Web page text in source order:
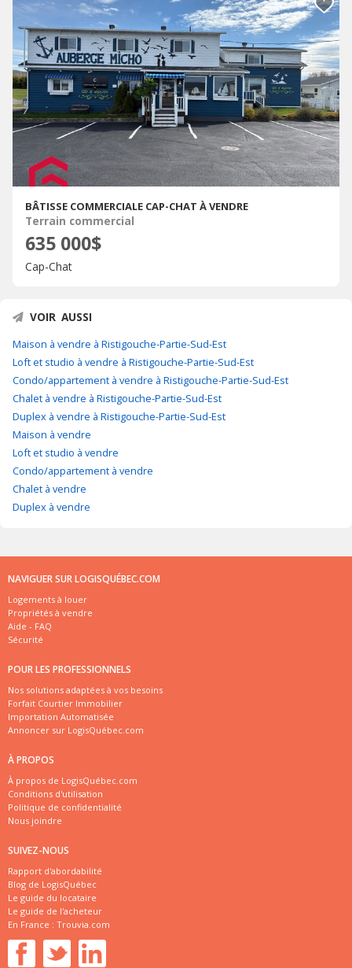
BÂTISSE COMMERCIALE CAP-CHAT À VENDRE
Terrain commercial
635 000$
Cap-Chat
VOIR AUSSI
Maison à vendre à Ristigouche-Partie-Sud-Est
Loft et studio à vendre à Ristigouche-Partie-Sud-Est
Condo/appartement à vendre à Ristigouche-Partie-Sud-Est
Chalet à vendre à Ristigouche-Partie-Sud-Est
Duplex à vendre à Ristigouche-Partie-Sud-Est
Maison à vendre
Loft et studio à vendre
Condo/appartement à vendre
Chalet à vendre
Duplex à vendre
NAVIGUER SUR LOGISQUÉBEC.COM
Logements à louer
Propriétés à vendre
Aide - FAQ
Sécurité
POUR LES PROFESSIONNELS
Nos solutions adaptées à vos besoins
Forfait Courtier Immobilier
Importation Automatisée
Annoncer sur LogisQuébec.com
À PROPOS
À propos de LogisQuébec.com
Conditions d'utilisation
Politique de confidentialité
Nous joindre
SUIVEZ-NOUS
Rapport d'abordabilité
Blog de LogisQuébec
Le guide du locataire
Le guide de l'acheteur
En France : Trouvia.com